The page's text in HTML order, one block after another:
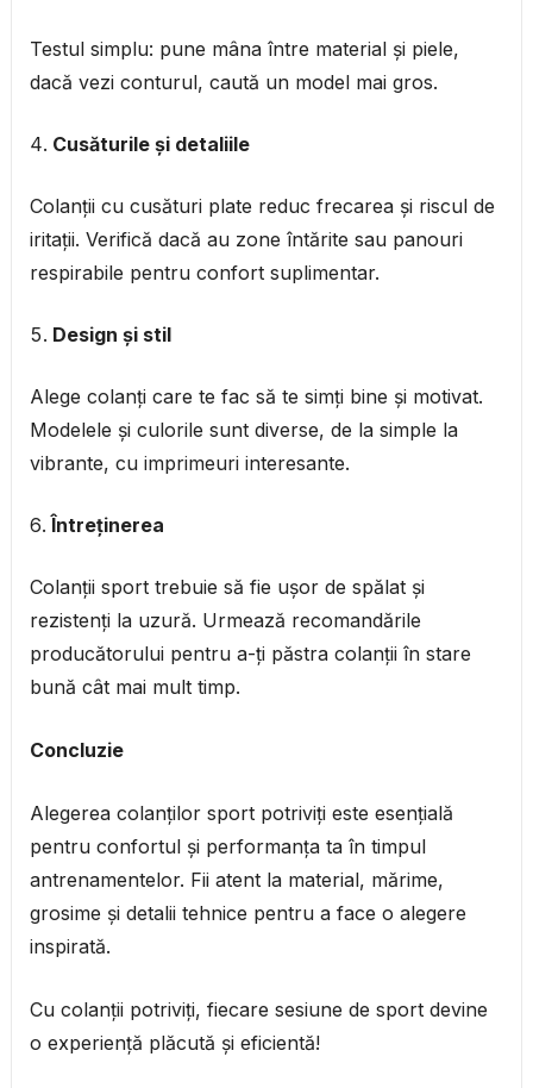
Testul simplu: pune mâna între material și piele,
dacă vezi conturul, caută un model mai gros.
Cusăturile și detaliile
Colanții cu cusături plate reduc frecarea și riscul de
iritații. Verifică dacă au zone întărite sau panouri
respirabile pentru confort suplimentar.
Design și stil
Alege colanți care te fac să te simți bine și motivat.
Modelele și culorile sunt diverse, de la simple la
vibrante, cu imprimeuri interesante.
Întreținerea
Colanții sport trebuie să fie ușor de spălat și
rezistenți la uzură. Urmează recomandările
producătorului pentru a-ți păstra colanții în stare
bună cât mai mult timp.
Concluzie
Alegerea colanților sport potriviți este esențială
pentru confortul și performanța ta în timpul
antrenamentelor. Fii atent la material, mărime,
grosime și detalii tehnice pentru a face o alegere
inspirată.
Cu colanții potriviți, fiecare sesiune de sport devine
o experiență plăcută și eficientă!